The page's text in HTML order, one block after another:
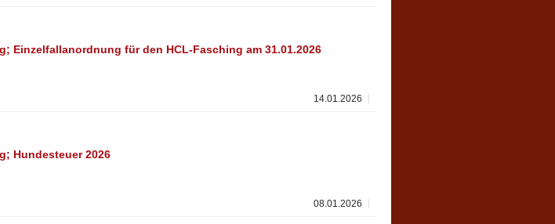
Einzelfallanordnung für den HCL-Fasching am 31.01.2026
14.01.2026
Hundesteuer 2026
08.01.2026